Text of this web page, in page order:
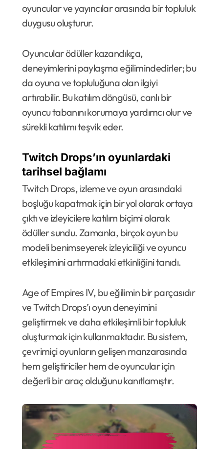
oyuncular ve yayıncılar arasında bir topluluk
duygusu oluşturur.
Oyuncular ödüller kazandıkça,
deneyimlerini paylaşma eğilimindedirler; bu
da oyuna ve topluluğuna olan ilgiyi
artırabilir. Bu katılım döngüsü, canlı bir
oyuncu tabanını korumaya yardımcı olur ve
sürekli katılımı teşvik eder.
Twitch Drops’ın oyunlardaki
tarihsel bağlamı
Twitch Drops, izleme ve oyun arasındaki
boşluğu kapatmak için bir yol olarak ortaya
çıktı ve izleyicilere katılım biçimi olarak
ödüller sundu. Zamanla, birçok oyun bu
modeli benimseyerek izleyiciliği ve oyuncu
etkileşimini artırmadaki etkinliğini tanıdı.
Age of Empires IV, bu eğilimin bir parçasıdır
ve Twitch Drops’ı oyun deneyimini
geliştirmek ve daha etkileşimli bir topluluk
oluşturmak için kullanmaktadır. Bu sistem,
çevrimiçi oyunların gelişen manzarasında
hem geliştiriciler hem de oyuncular için
değerli bir araç olduğunu kanıtlamıştır.